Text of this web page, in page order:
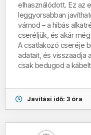
elhasználódott. Ez az
leggyorsabban
várnod – a hibás
cseréljük , és akár
A csatlakozó cseréje
adatait, és visszaadja
csak bedugod a
Javítási idő: 3 óra